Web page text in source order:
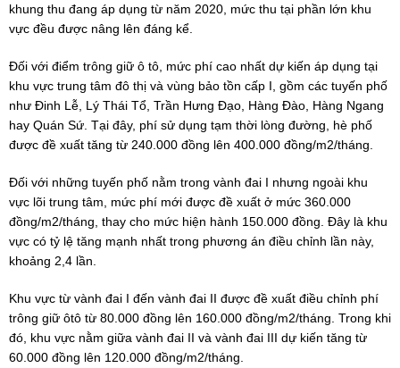
khung thu đang áp dụng từ năm 2020, mức thu tại phần lớn khu
vực đều được nâng lên đáng kể.
Đối với điểm trông giữ ô tô, mức phí cao nhất dự kiến áp dụng tại
khu vực trung tâm đô thị và vùng bảo tồn cấp I, gồm các tuyến phố
như Đinh Lễ, Lý Thái Tổ, Trần Hưng Đạo, Hàng Đào, Hàng Ngang
hay Quán Sứ. Tại đây, phí sử dụng tạm thời lòng đường, hè phố
được đề xuất tăng từ 240.000 đồng lên 400.000 đồng/m2/tháng.
Đối với những tuyến phố nằm trong vành đai I nhưng ngoài khu
vực lõi trung tâm, mức phí mới được đề xuất ở mức 360.000
đồng/m2/tháng, thay cho mức hiện hành 150.000 đồng. Đây là khu
vực có tỷ lệ tăng mạnh nhất trong phương án điều chỉnh lần này,
khoảng 2,4 lần.
Khu vực từ vành đai I đến vành đai II được đề xuất điều chỉnh phí
trông giữ ôtô từ 80.000 đồng lên 160.000 đồng/m2/tháng. Trong khi
đó, khu vực nằm giữa vành đai II và vành đai III dự kiến tăng từ
60.000 đồng lên 120.000 đồng/m2/tháng.